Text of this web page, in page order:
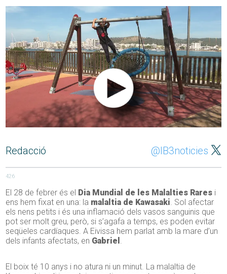
Redacció @IB3noticies
426
El 28 de febrer és el Dia Mundial de les Malalties Rares i
ens hem fixat en una: la malaltia de Kawasaki. Sol afectar
els nens petits i és una inflamació dels vasos sanguinis que
pot ser molt greu, però, si s’agafa a temps, es poden evitar
seqüeles cardíaques. A Eivissa hem parlat amb la mare d’un
dels infants afectats, en Gabriel .
El boix té 10 anys i no atura ni un minut. La malaltia de